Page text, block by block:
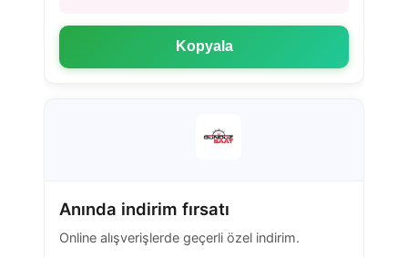
Kopyala
Anında indirim fırsatı
Online alışverişlerde geçerli özel indirim.